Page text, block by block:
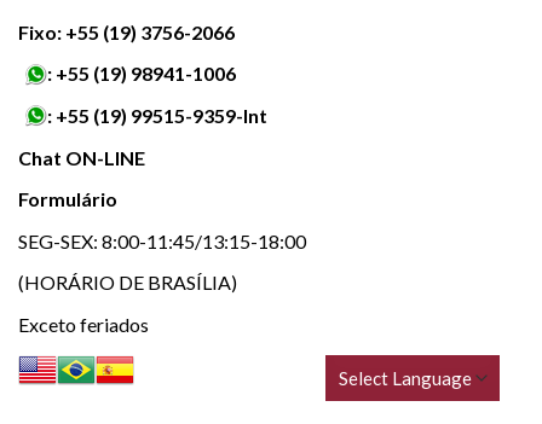
Fixo: +55 (19) 3756-2066
: +55 (19) 98941-1006
: +55 (19) 99515-9359-Int
Chat ON-LINE
Formulário
SEG-SEX: 8:00-11:45/13:15-18:00
(HORÁRIO DE BRASÍLIA)
Exceto feriados